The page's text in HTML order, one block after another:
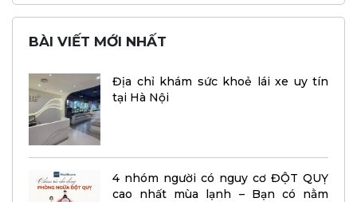
BÀI VIẾT MỚI NHẤT
Địa chỉ khám sức khoẻ lái xe uy tín
tại Hà Nội
4 nhóm người có nguy cơ ĐỘT QUỴ
cao nhất mùa lạnh – Bạn có nằm